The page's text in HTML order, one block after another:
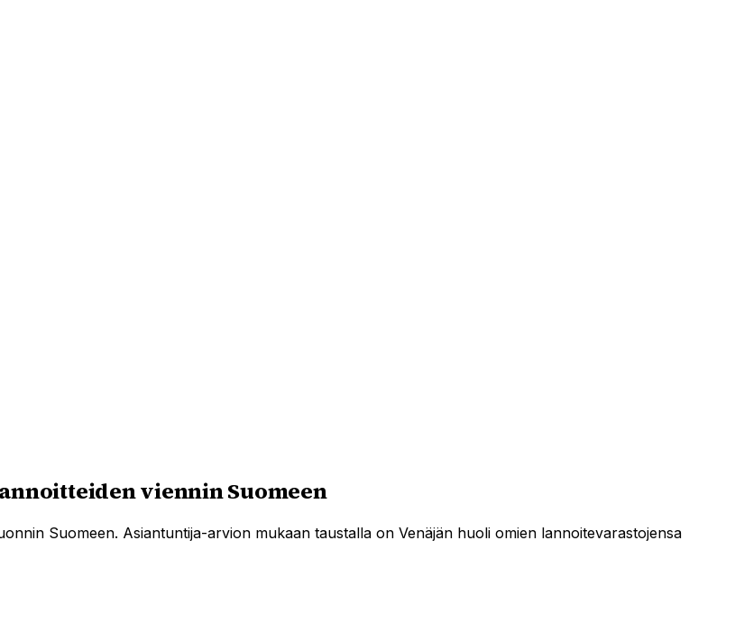
viennin Suomeen
Suomeen. Asiantuntija-arvion mukaan taustalla on Venäjän huoli omien lannoitevarastojensa